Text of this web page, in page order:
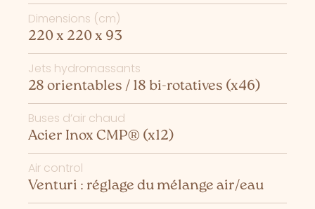
Dimensions (cm)
220 x 220 x 93
Jets hydromassants
28 orientables / 18 bi-rotatives (x46)
Buses d’air chaud
Acier Inox CMP® (x12)
Air control
Venturi : réglage du mélange air/eau